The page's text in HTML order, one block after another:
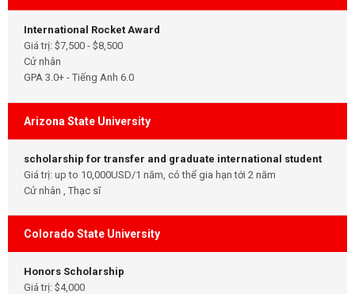
International Rocket Award
Giá trị: $7,500 - $8,500
Cử nhân
GPA 3.0+ - Tiếng Anh 6.0
Arizona State University
scholarship for transfer and graduate international student
Giá trị: up to 10,000USD/1 năm, có thể gia hạn tới 2 năm
Cử nhân , Thạc sĩ
Colorado State University
Honors Scholarship
Giá trị: $4,000